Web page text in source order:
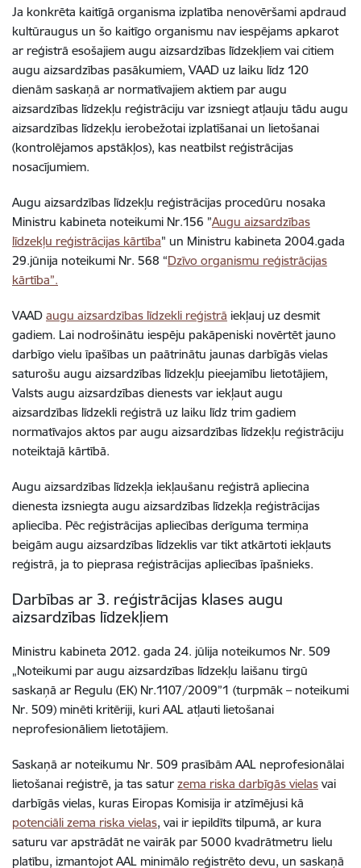
Ja konkrēta kaitīgā organisma izplatība nenovēršami apdraud
kultūraugus un šo kaitīgo organismu nav iespējams apkarot
ar reģistrā esošajiem augu aizsardzības līdzekļiem vai citiem
augu aizsardzības pasākumiem, VAAD uz laiku līdz 120
dienām saskaņā ar normatīvajiem aktiem par augu
aizsardzības līdzekļu reģistrāciju var izsniegt atļauju tādu augu
aizsardzības līdzekļu ierobežotai izplatīšanai un lietošanai
(kontrolējamos apstākļos), kas neatbilst reģistrācijas
nosacījumiem.
Augu aizsardzības līdzekļu reģistrācijas procedūru nosaka
Ministru kabineta noteikumi Nr.156 ”Augu aizsardzības
līdzekļu reģistrācijas kārtība" un Ministru kabineta 2004.gada
29.jūnija noteikumi Nr. 568 “Dzīvo organismu reģistrācijas
kārtība”.
VAAD augu aizsardzības līdzekli reģistrā iekļauj uz desmit
gadiem. Lai nodrošinātu iespēju pakāpeniski novērtēt jauno
darbīgo vielu īpašības un paātrinātu jaunas darbīgās vielas
saturošu augu aizsardzības līdzekļu pieejamību lietotājiem,
Valsts augu aizsardzības dienests var iekļaut augu
aizsardzības līdzekli reģistrā uz laiku līdz trim gadiem
normatīvajos aktos par augu aizsardzības līdzekļu reģistrāciju
noteiktajā kārtībā.
Augu aizsardzības līdzekļa iekļaušanu reģistrā apliecina
dienesta izsniegta augu aizsardzības līdzekļa reģistrācijas
apliecība. Pēc reģistrācijas apliecības derīguma termiņa
beigām augu aizsardzības līdzeklis var tikt atkārtoti iekļauts
reģistrā, ja to pieprasa reģistrācijas apliecības īpašnieks.
Darbības ar 3. reģistrācijas klases augu
aizsardzības līdzekļiem
Ministru kabineta 2012. gada 24. jūlija noteikumos Nr. 509
„Noteikumi par augu aizsardzības līdzekļu laišanu tirgū
saskaņā ar Regulu (EK) Nr.1107/2009”1 (turpmāk – noteikumi
Nr. 509) minēti kritēriji, kuri AAL atļauti lietošanai
neprofesionāliem lietotājiem.
Saskaņā ar noteikumu Nr. 509 prasībām AAL neprofesionālai
lietošanai reģistrē, ja tas satur zema riska darbīgās vielas vai
darbīgās vielas, kuras Eiropas Komisija ir atzīmējusi kā
potenciāli zema riska vielas, vai ir iepildīts tilpumā, ar kura
saturu var apstrādāt ne vairāk par 5000 kvadrātmetru lielu
platību, izmantojot AAL minimālo reģistrēto devu, un saskaņā